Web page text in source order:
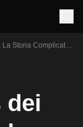
Storia Complicata
dei